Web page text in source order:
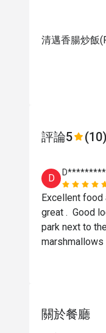
清邁香腸炒飯
評論5 (10)
D
Excellent food
great .  Good
park next to
marshmallows
Children
關於餐廳